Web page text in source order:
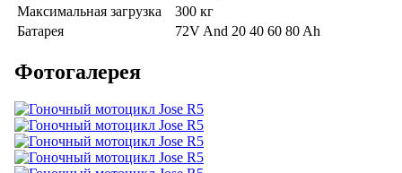
Максимальная загрузка
300 кг
Батарея
72V And 20 40 60 80 Ah
Фотогалерея